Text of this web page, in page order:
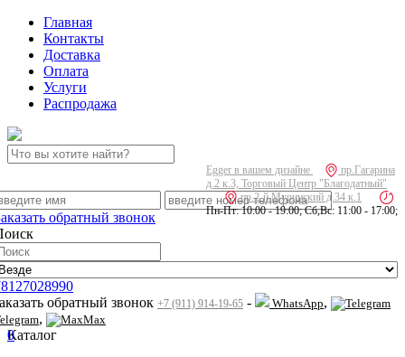
Главная
Контакты
Доставка
Оплата
Услуги
Распродажа
Egger в вашем дизайне
пр.Гагарина
д.2 к.3, Торговый Центр "Благодатный"
пр.2-й Муринский д.34 к.1
Пн-Пт: 10:00 - 19:00; Сб,Вс: 11:00 - 17:00;
обратный звонок
обратный звонок +7 (911) 914-19-65 - WhatsApp,
, Max
0
Каталог